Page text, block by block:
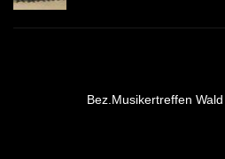
Bez.Musikertreffen